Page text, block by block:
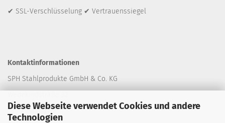
Diese Webseite verwendet Cookies und andere
Technologien
✔ SSL-Verschlüsselung ✔ Vertrauenssiegel
Kontaktinformationen
SPH Stahlprodukte GmbH & Co. KG
30161 Hannover